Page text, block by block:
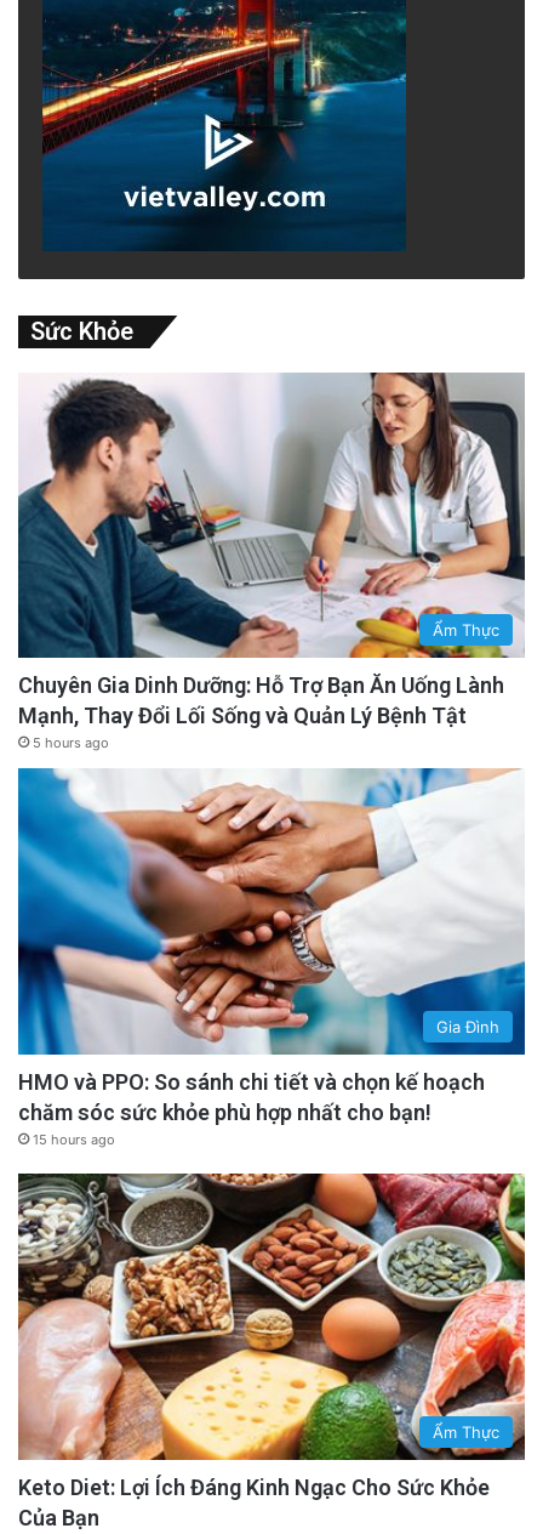
Sức Khỏe
Ẩm Thực
Chuyên Gia Dinh Dưỡng: Hỗ Trợ Bạn Ăn Uống Lành
Mạnh, Thay Đổi Lối Sống và Quản Lý Bệnh Tật
5 hours ago
Gia Đình
HMO và PPO: So sánh chi tiết và chọn kế hoạch
chăm sóc sức khỏe phù hợp nhất cho bạn!
15 hours ago
Ẩm Thực
Keto Diet: Lợi Ích Đáng Kinh Ngạc Cho Sức Khỏe
Của Bạn